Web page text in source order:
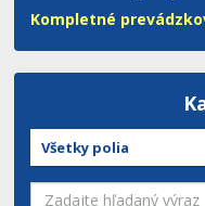
Kompletné
Všetky polia